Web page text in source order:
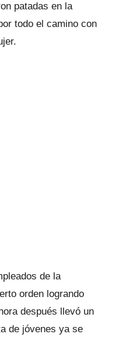
patadas en la
todo el camino con
de la
orden logrando
después llevó un
de jóvenes ya se